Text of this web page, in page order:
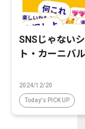
SNSじゃない
ト・カーニバ
2024/12/20
Today's PICK UP